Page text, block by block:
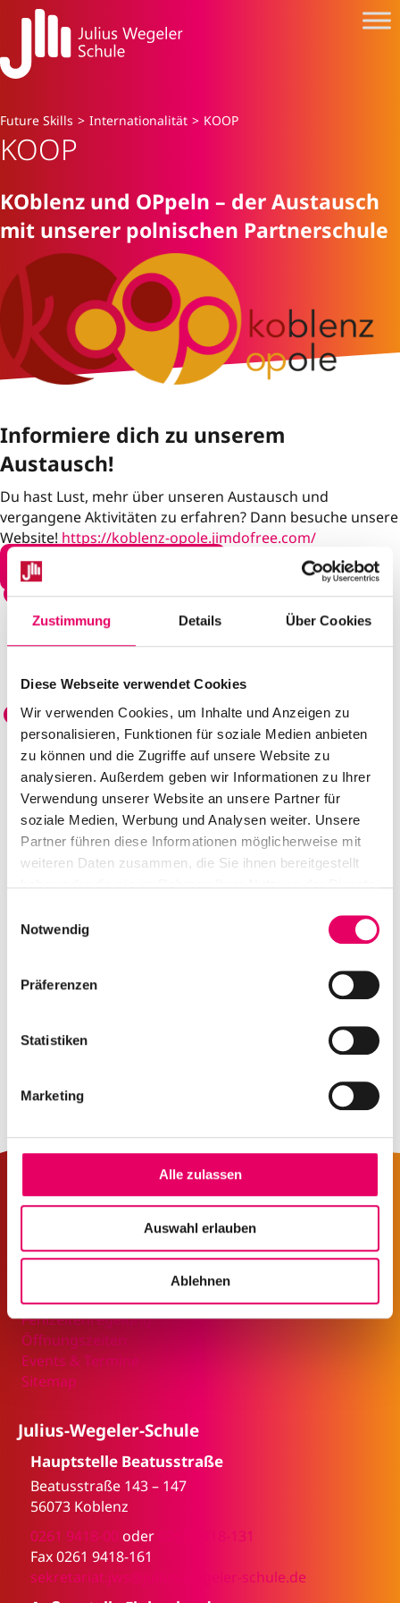
Zustimmung Details Über Cookies
Diese Webseite verwendet Cookies
Wir verwenden Cookies, um Inhalte und Anzeigen zu
personalisieren, Funktionen für soziale Medien anbieten
zu können und die Zugriffe auf unsere Website zu
analysieren. Außerdem geben wir Informationen zu Ihrer
Verwendung unserer Website an unsere Partner für
soziale Medien, Werbung und Analysen weiter. Unsere
Partner führen diese Informationen möglicherweise mit
weiteren Daten zusammen, die Sie ihnen bereitgestellt
g
l
Notwendig
Präferenzen
Statistiken
Marketing
Alle zulassen
Auswahl erlauben
Ablehnen
Future Skills > Internationalität > KOOP
KOOP
KOblenz und OPpeln – der Austausch
mit unserer polnischen Partnerschule
Informiere dich zu unserem
Austausch!
Du hast Lust, mehr über unseren Austausch und
vergangene Aktivitäten zu erfahren? Dann besuche unsere
Website! https://koblenz-opole.jimdofree.com/
Weitere Informationen
Unsere Partnerschule in Oppeln (Polen)
Seit 2013 führen wir regelmäßig einen
Oppeln/Polen durch.
Austausch mit vielen Aktivitäten
Jedes Jahr besucht eine Schülergruppe für eine
Woche die jeweilige Partnerschule und lernt in
Workshops, Ausflügen und Besichtigungen die
Kultur vor Ort sowie die Menschen kennen.
Service & Informationen
Für Lehrer
Anmeldeformulare
Fehlzeitenregelung
Öffnungszeiten
Events & Termine
Sitemap
Julius-Wegeler-Schule
Hauptstelle Beatusstraße
Beatusstraße 143 – 147
56073 Koblenz
0261 9418-00 oder
0261 9418-131
Fax 0261 9418-161
sekretariat.jws@julius-wegeler-schule.de